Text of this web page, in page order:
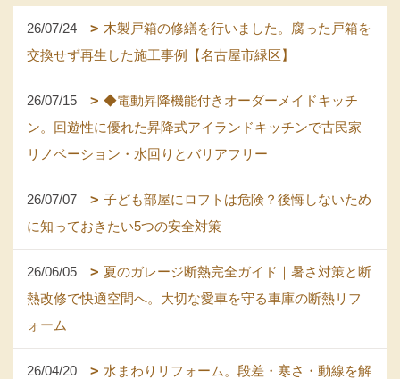
26/07/24
木製戸箱の修繕を行いました。腐った戸箱を
交換せず再生した施工事例【名古屋市緑区】
26/07/15
◆電動昇降機能付きオーダーメイドキッチ
ン。回遊性に優れた昇降式アイランドキッチンで古民家
リノベーション・水回りとバリアフリー
26/07/07
子ども部屋にロフトは危険？後悔しないため
に知っておきたい5つの安全対策
26/06/05
夏のガレージ断熱完全ガイド｜暑さ対策と断
熱改修で快適空間へ。大切な愛車を守る車庫の断熱リフ
ォーム
26/04/20
水まわりリフォーム。段差・寒さ・動線を解